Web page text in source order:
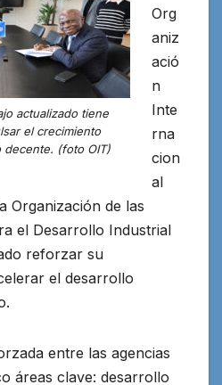
actualizado tiene
el crecimiento
decente. (foto OIT)
Org
aniz
ació
n
Inte
rna
cion
al
Organización de las
el Desarrollo Industrial
reforzar su
el desarrollo
entre las agencias
áreas clave: desarrollo